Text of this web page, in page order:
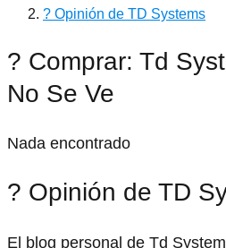
? Opinión de TD Systems
? Comprar: Td
No Se Ve
Nada encontrado
? Opinión de TD
El blog personal de Td